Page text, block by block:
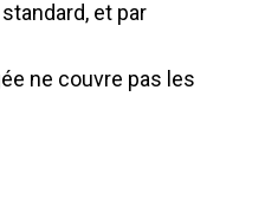
et par
ne couvre pas les